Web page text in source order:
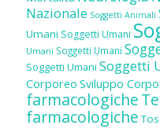
Nazionale Soggetti Animali
Umani Soggetti Umani
Umani Soggetti Umani
Soggetti Umani Soggetti
Corporeo Sviluppo
farmacologiche
farmacologiche